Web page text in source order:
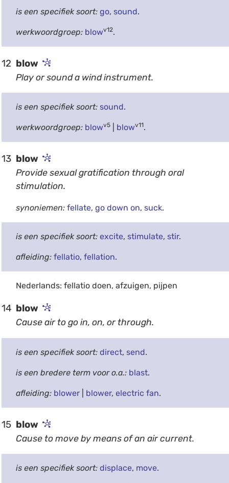
is een specifiek soort: go, sound.
werkwoordgroep: blowv12.
12 blow
Play or sound a wind instrument.
is een specifiek soort: sound.
werkwoordgroep: blowv5| blowv11.
13 blow
Provide sexual gratification through oral
stimulation.
synoniemen: fellate, go down on, suck.
is een specifiek soort: excite, stimulate, stir.
afleiding: fellatio, fellation.
Nederlands: fellatio doen, afzuigen, pijpen
14 blow
Cause air to go in, on, or through.
is een specifiek soort: direct, send.
is een bredere term voor o.a.: blast.
afleiding: blower| blower, electric fan.
15 blow
Cause to move by means of an air current.
is een specifiek soort: displace, move.